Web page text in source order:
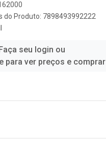
do Produto: 7898493992222
seu login ou
para ver preços e comprar